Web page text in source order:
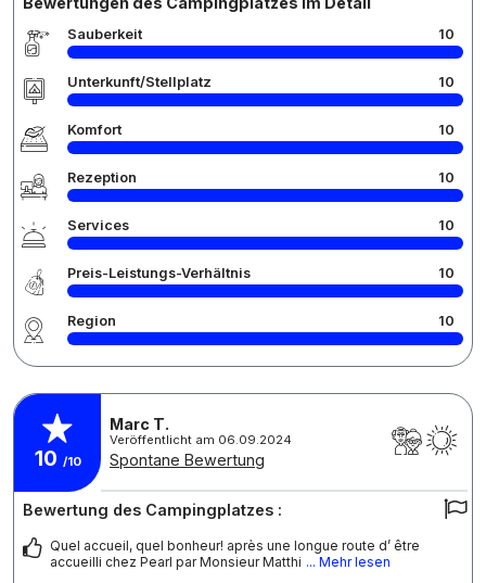
Sauberkeit 10
Unterkunft/Stellplatz 10
Komfort 10
Rezeption 10
Services 10
Preis-Leistungs-Verhältnis 10
Region 10
10 /10
Marc T.
Veröffentlicht am 06.09.2024
Spontane Bewertung
Bewertung des Campingplatzes :
Quel accueil, quel bonheur! après une longue route d’ être
accueilli chez Pearl par Monsieur Matthi ... Mehr lesen